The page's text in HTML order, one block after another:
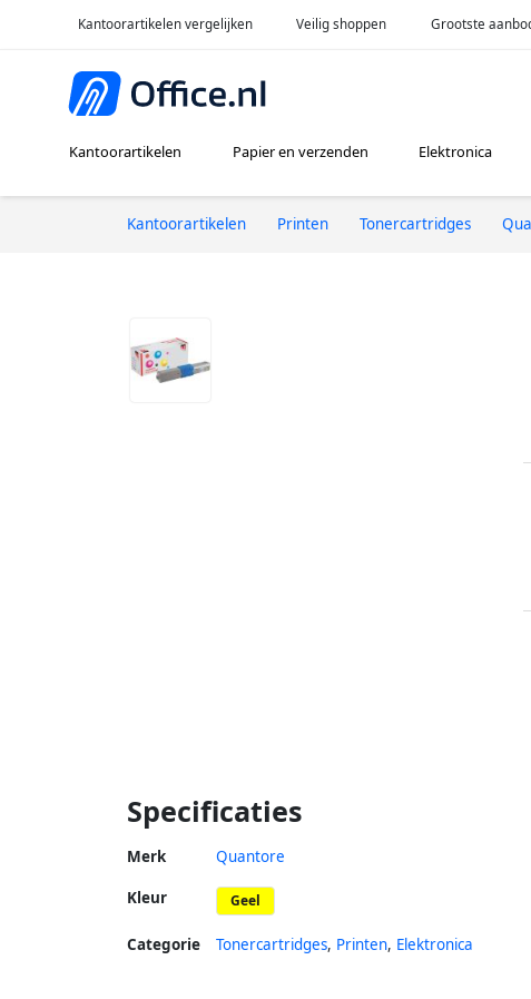
Kantoorartikelen vergelijken Veilig shoppen Grootste
Kantoorartikelen Papier en verzenden Elektronica
Kantoorartikelen Printen Tonercartridges
Specificaties
Merk Quantore
Kleur Geel
Categorie Tonercartridges, Printen, Elektronica